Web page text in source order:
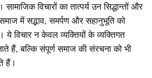
विचारों का तात्पर्य उन सिद्धान्तों और
में सद्भाव, समर्पण और सहानुभूति को
ये विचार न केवल व्यक्तियों के व्यक्तिगत
हैं, बल्कि संपूर्ण समाज की संरचना को भी
हैं।